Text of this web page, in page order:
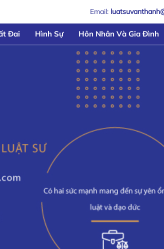
Email:
Đai Hình Sự Hôn Nhân Và Gia Đình